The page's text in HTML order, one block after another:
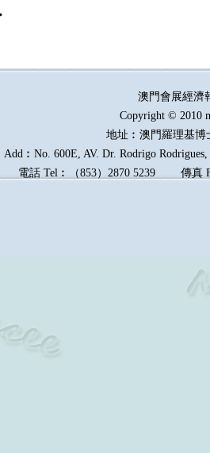
澳門會展經
Copyright © 2010
地址︰澳門羅理基博
Add︰No. 600E, AV. Dr. Rodrigo
電話 Tel︰（853）2870 5239傳真